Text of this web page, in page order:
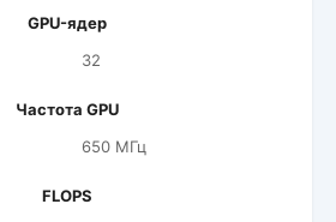
GPU-ядер
32
Частота GPU
650 МГц
FLOPS